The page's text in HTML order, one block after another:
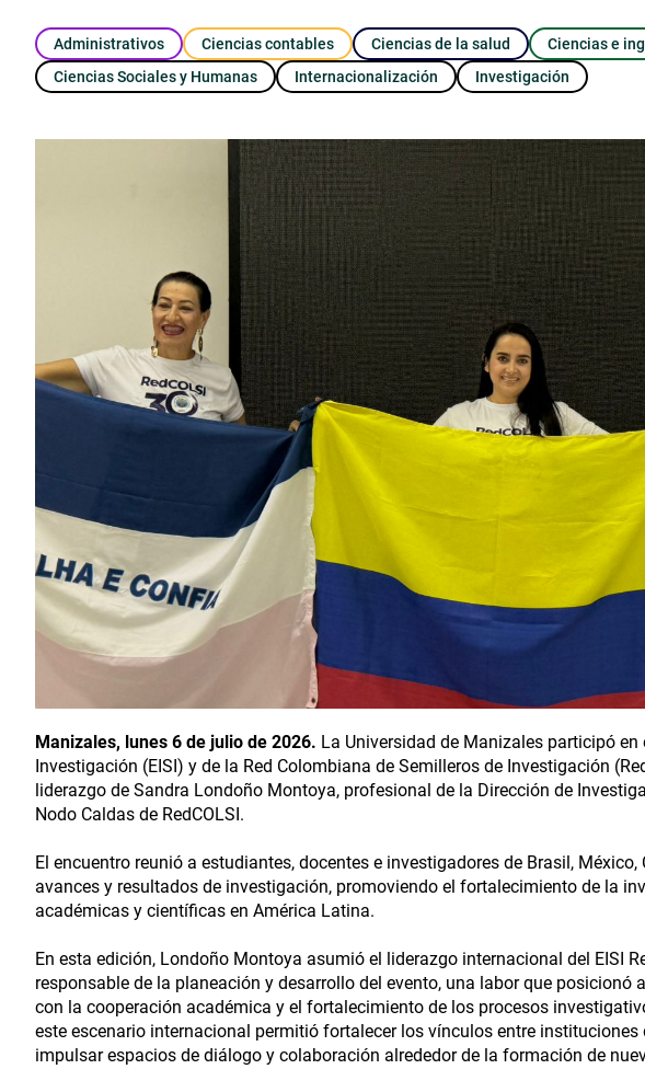
Administrativos Ciencias contables Ciencias de la salud Ciencias e
Ciencias Sociales y Humanas
Internacionalización Investigación
Manizales, lunes 6 de julio de 2026. La Universidad de Manizales participó
Investigación (EISI) y de la Red Colombiana de Semilleros de Investigación
liderazgo de Sandra Londoño Montoya, profesional de la Dirección de
Nodo Caldas de RedCOLSI.
El encuentro reunió a estudiantes, docentes e investigadores de Brasil,
avances y resultados de investigación, promoviendo el fortalecimiento de la
académicas y científicas en América Latina.
En esta edición, Londoño Montoya asumió el liderazgo internacional del EISI
responsable de la planeación y desarrollo del evento, una labor que
con la cooperación académica y el fortalecimiento de los procesos
este escenario internacional permitió fortalecer los vínculos entre
impulsar espacios de diálogo y colaboración alrededor de la formación de